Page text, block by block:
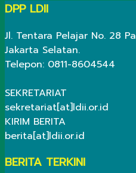
DPP LDII
Jl. Tentara Pelajar No. 28
Jakarta Selatan.
Telepon: 0811-8604544
SEKRETARIAT
sekretariat[at]ldii.or.id
KIRIM BERITA
berita[at]ldii.or.id
BERITA TERKINI